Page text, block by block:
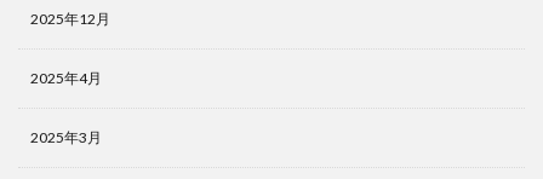
2025年12月
2025年4月
2025年3月